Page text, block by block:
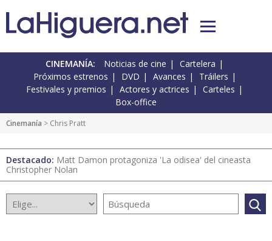
CINEMANÍA: Noticias de cine
Cartelera
Próximos estrenos
DVD Avances
Tráilers
Festivales y premios
Actores y actrices
Carteles
Box-office
Cinemanía > Chris Pratt
Destacado: Matt Damon protagoniza 'La odisea' del cineasta
Christopher Nolan